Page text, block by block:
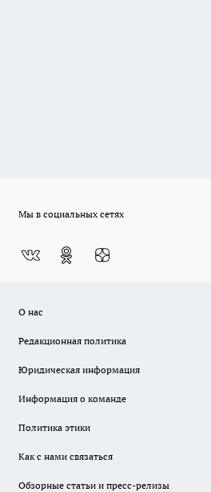
Мы в социальных сетях
О нас
Редакционная политика
Юридическая информация
Информация о команде
Политика этики
Как с нами связаться
Обзорные статьи и пресс-релизы